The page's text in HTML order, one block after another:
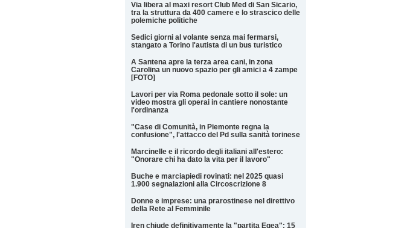
Via libera al maxi resort Club Med di San Sicario,
tra la struttura da 400 camere e lo strascico delle
polemiche politiche
Sedici giorni al volante senza mai fermarsi,
stangato a Torino l'autista di un bus turistico
A Santena apre la terza area cani, in zona
Carolina un nuovo spazio per gli amici a 4 zampe
[FOTO]
Lavori per via Roma pedonale sotto il sole: un
video mostra gli operai in cantiere nonostante
l'ordinanza
"Case di Comunità, in Piemonte regna la
confusione", l'attacco del Pd sulla sanità torinese
Marcinelle e il ricordo degli italiani all'estero:
"Onorare chi ha dato la vita per il lavoro"
Buche e marciapiedi rovinati: nel 2025 quasi
1.900 segnalazioni alla Circoscrizione 8
Donne e imprese: una prarostinese nel direttivo
della Rete al Femminile
Iren chiude definitivamente la "partita Egea": 15